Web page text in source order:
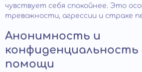
чувствует себя спокойнее. Это
тревожности, агрессии и страхе
Анонимность и
конфиденциальность
помощи